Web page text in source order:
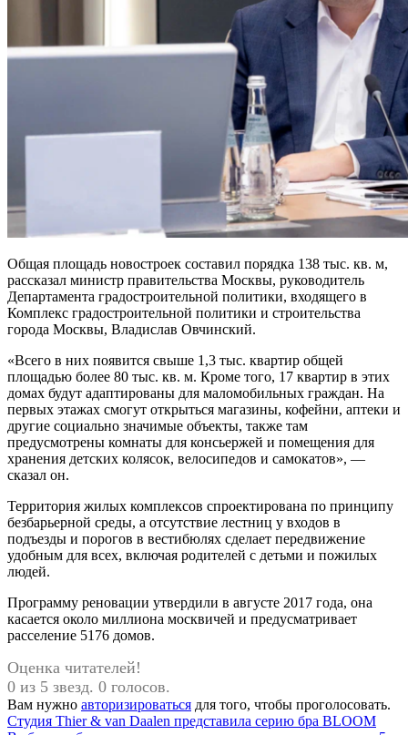
Общая площадь новостроек составил порядка 138 тыс. кв. м,
рассказал министр правительства Москвы, руководитель
Департамента градостроительной политики, входящего в
Комплекс градостроительной политики и строительства
города Москвы, Владислав Овчинский.
«Всего в них появится свыше 1,3 тыс. квартир общей
площадью более 80 тыс. кв. м. Кроме того, 17 квартир в этих
домах будут адаптированы для маломобильных граждан. На
первых этажах смогут открыться магазины, кофейни, аптеки и
другие социально значимые объекты, также там
предусмотрены комнаты для консьержей и помещения для
хранения детских колясок, велосипедов и самокатов», —
сказал он.
Территория жилых комплексов спроектирована по принципу
безбарьерной среды, а отсутствие лестниц у входов в
подъезды и порогов в вестибюлях сделает передвижение
удобным для всех, включая родителей с детьми и пожилых
людей.
Программу реновации утвердили в августе 2017 года, она
касается около миллиона москвичей и предусматривает
расселение 5176 домов.
Оценка читателей!
0 из 5 звезд. 0 голосов.
Вам нужно авторизироваться для того, чтобы проголосовать.
Навигация
Предыдущая
Студия Thier & van Daalen представила серию бра BLOOM